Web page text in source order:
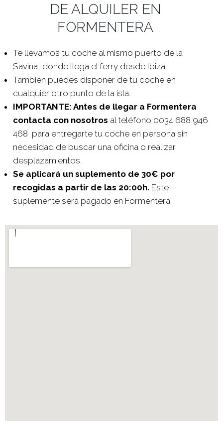
DE ALQUILER EN
FORMENTERA
Te llevamos tu coche al mismo puerto de la
Savina, donde llega el ferry desde Ibiza.
También puedes disponer de tu coche en
cualquier otro punto de la isla.
IMPORTANTE: Antes de llegar a Formentera
contacta con nosotros al teléfono 0034 688 946
468 para entregarte tu coche en persona sin
necesidad de buscar una oficina o realizar
desplazamientos.
Se aplicará un suplemento de 30€ por
recogidas a partir de las 20:00h.Este
suplemente será pagado en Formentera.